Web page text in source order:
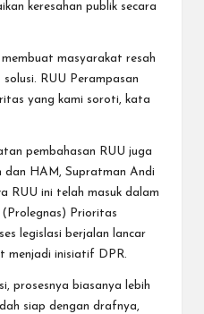
keresahan publik secara
membuat masyarakat resah
RUU Perampasan
yang kami soroti, kata
pembahasan RUU juga
dan HAM, Supratman Andi
RUU ini telah masuk dalam
Prioritas
legislasi berjalan lancar
menjadi inisiatif DPR.
prosesnya biasanya lebih
siap dengan drafnya,